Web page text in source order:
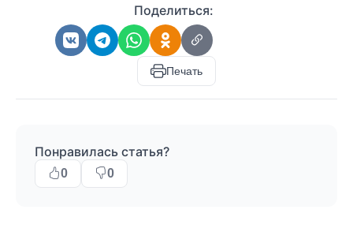
Поделиться:
Печать
Понравилась статья?
0 0